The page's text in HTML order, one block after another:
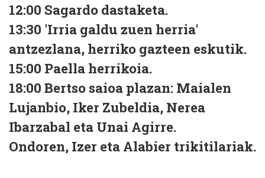
12:00 Sagardo dastaketa.
13:30 'Irria galdu zuen herria'
antzezlana, herriko gazteen eskutik.
15:00 Paella herrikoia.
18:00 Bertso saioa plazan: Maialen
Lujanbio, Iker Zubeldia, Nerea
Ibarzabal eta Unai Agirre.
Ondoren, Izer eta Alabier trikitilariak.